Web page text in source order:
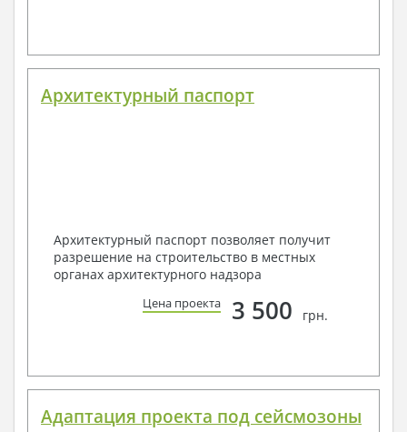
Архитектурный паспорт
Архитектурный паспорт позволяет получит
разрешение на строительство в местных
органах архитектурного надзора
Цена проекта 3 500 грн.
Адаптация проекта под сейсмозоны